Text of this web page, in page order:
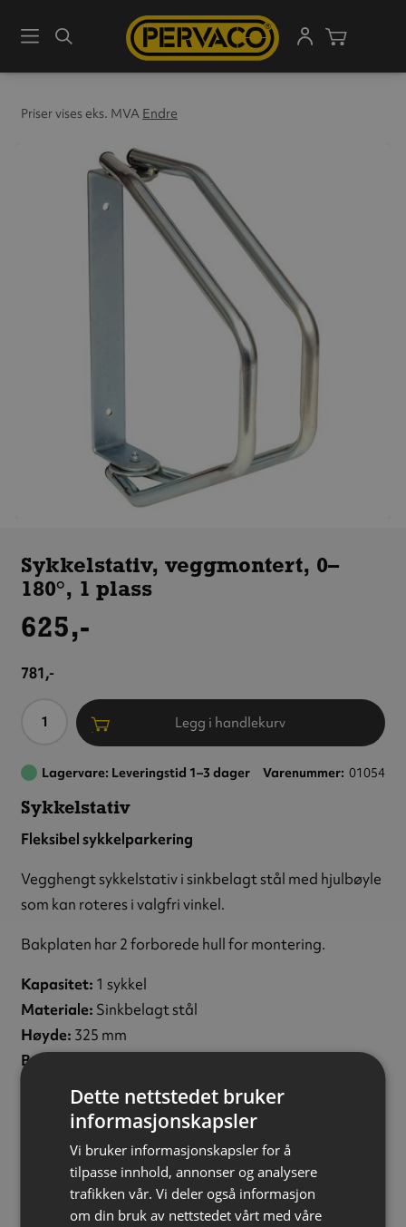
MenySøk
Priser vises eks. MVA Endre
0–180°,
1 plass
Sykkelstativ, veggmontert, 0–
180°, 1 plass
625,-
781,-
Antall Legg i handlekurv
Lagervare: Leveringstid 1–3 dager Varenummer 01054
Sykkelstativ
Fleksibel sykkelparkering
Vegghengt sykkelstativ i sinkbelagt stål med hjulbøyle
som kan roteres i valgfri vinkel.
Bakplaten har 2 forborede hull for montering.
Kapasitet: 1 sykkel
Materiale: Sinkbelagt stål
Høyde: 325 mm
Bredde:
290 mm
Bøylevinkel:
0–180° (svingbar)
16 mm
Innvendig bøylebredde:50 mm
Monteringshull: 2 x Ø6 mm
1 kg
Dette nettstedet bruker
informasjonskapsler
Vi bruker informasjonskapsler for å
tilpasse innhold, annonser og analysere
trafikken vår. Vi deler også informasjon
om din bruk av nettstedet vårt med våre